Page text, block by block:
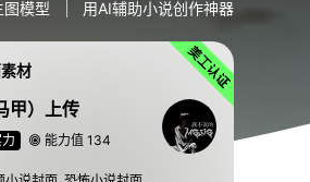
模型 用AI辅助小说创作神器
材
甲）上传
能力值 134